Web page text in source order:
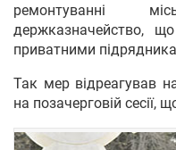
ремонтуванні
держказначейство,
приватними
Так мер відреагував
на позачерговій сесії,